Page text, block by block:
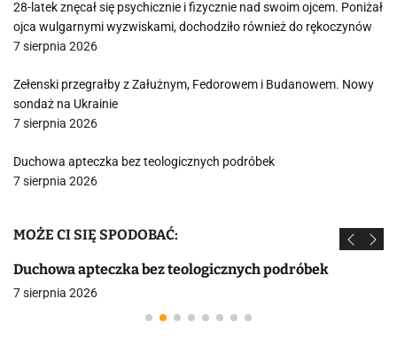
28-latek znęcał się psychicznie i fizycznie nad swoim ojcem. Poniżał
ojca wulgarnymi wyzwiskami, dochodziło również do rękoczynów
7 sierpnia 2026
Zełenski przegrałby z Załużnym, Fedorowem i Budanowem. Nowy
sondaż na Ukrainie
7 sierpnia 2026
Duchowa apteczka bez teologicznych podróbek
7 sierpnia 2026
MOŻE CI SIĘ SPODOBAĆ:
Duchowa apteczka bez teologicznych podróbek
7 sierpnia 2026